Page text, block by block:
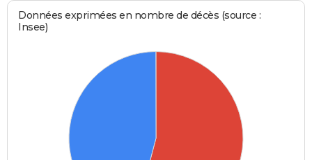
Données exprimées en nombre de décès (source :
Insee)